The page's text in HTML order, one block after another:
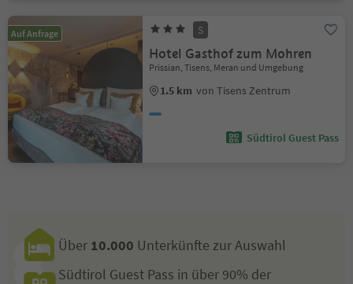
Auf Anfrage S
Hotel Gasthof zum Mohren
Prissian, Tisens, Meran und Umgebung
1.5 km von Tisens Zentrum
Südtirol Guest Pass
Über 10.000 Unterkünfte zur Auswahl
Südtirol Guest Pass in über 90% der